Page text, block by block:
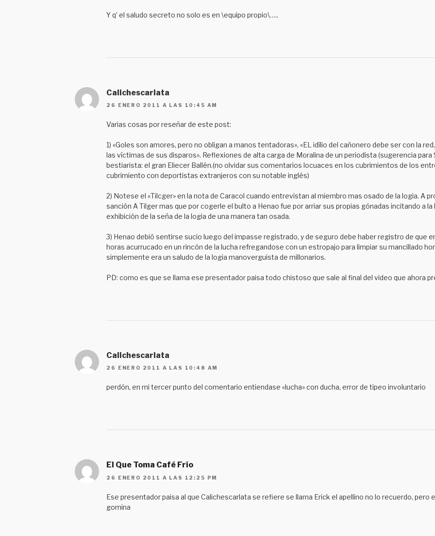
Y q’ el saludo secreto no solo es en \equipo propio\…..
Calichescarlata
26 ENERO 2011 A LAS 10:45 AM
Varias cosas por reseñar de este post:
1) «Goles son amores, pero no obligan a manos tentadoras», «EL idílio del cañonero debe ser con la
las víctimas de sus disparos». Reflexiones de alta carga de Moralina de un periodista (sugerencia para
bestiarista: el gran Eliecer Ballén.(no olvidar sus comentarios locuaces en los cubrimientos de los
cubrimiento con deportistas extranjeros con su notable inglés)
2) Notese el «Tilcger» en la nota de Caracol cuando entrevistan al miembro mas osado de la logia. A
sanción A Tilger mas que por cogerle el bulto a Henao fue por arriar sus propias gónadas incitando a
exhibición de la seña de la logia de una manera tan osada.
3) Henao debió sentirse sucio luego del impasse registrado, y de seguro debe haber registro de que
horas acurrucado en un rincón de la lucha refregandose con un estropajo para limpiar su mancillado
simplemente era un saludo de la logia manoverguista de millonarios.
PD: como es que se llama ese presentador paisa todo chistoso que sale al final del video que ahora
Calichescarlata
26 ENERO 2011 A LAS 10:48 AM
perdón, en mi tercer punto del comentario entiendase «lucha» con ducha, error de tipeo involuntario
El Que Toma Café Frío
26 ENERO 2011 A LAS 12:25 PM
Ese presentador paisa al que Calichescarlata se refiere se llama Erick el apellino no lo recuerdo, pero
gomina